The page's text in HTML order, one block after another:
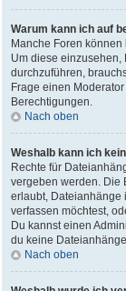
Warum kann ich auf
Manche Foren
Um diese einzusehen,
durchzuführen,
Frage einen
Berechtigungen.
Nach oben
Weshalb kann ich
Rechte für
vergeben werden. Die
erlaubt, Dateianhänge
verfassen möchtest,
Du kannst einen
du keine
Nach oben